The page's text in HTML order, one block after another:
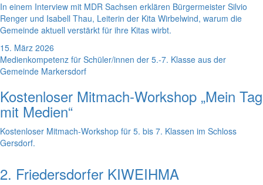
In einem Interview mit MDR Sachsen erklären Bürgermeister Silvio
Renger und Isabell Thau, Leiterin der Kita Wirbelwind, warum die
Gemeinde aktuell verstärkt für ihre Kitas wirbt.
15. März 2026
Medienkompetenz für Schüler/innen der 5.-7. Klasse aus der
Gemeinde Markersdorf
Kostenloser Mitmach-Workshop „Mein Tag
mit Medien“
Kostenloser Mitmach-Workshop für 5. bis 7. Klassen im Schloss
Gersdorf.
2. Friedersdorfer KIWEIHMA